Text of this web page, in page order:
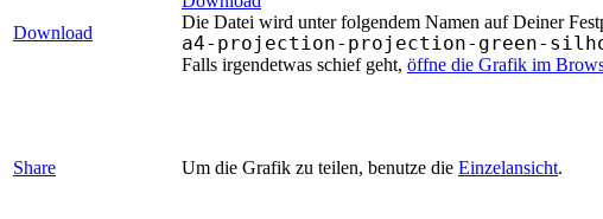
Download
Die Datei wird unter folgendem Namen auf Deiner
a4-projection-projection-green-
Falls irgendetwas schief geht, öffne die Grafik im
Share Um die Grafik zu teilen, benutze die Einzelansicht.